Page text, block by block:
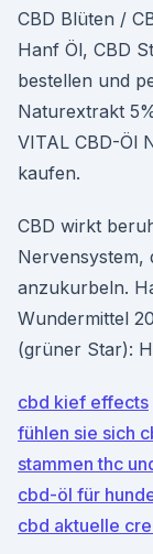
CBD Blüten /
Hanf Öl, CBD
bestellen und
Naturextrakt
VITAL CBD-Öl
kaufen.
CBD wirkt
Nervensystem,
anzukurbeln.
Wundermittel
(grüner Star):
cbd kief effects
fühlen sie sich
stammen thc
cbd-öl für
cbd aktuelle